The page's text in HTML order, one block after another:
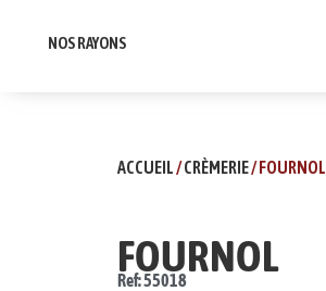
NOS RAYONS
ACCUEIL/CRÈMERIE/ FOURNOL
FOURNOL
Ref: 55018